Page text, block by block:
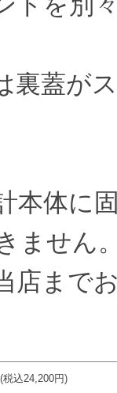
がス
に固
ません
でお
税込24,200円)